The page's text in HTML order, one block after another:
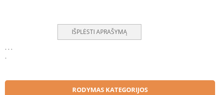
IŠPLĖSTI APRAŠYMĄ
. . .
.
RODYMAS KATEGORIJOS